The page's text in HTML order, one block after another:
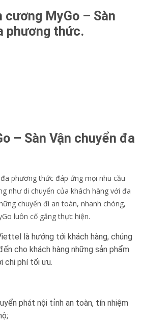
cương MyGo – Sàn
phương thức.
– Sàn Vận chuyển đa
phương thức đáp ứng mọi nhu cầu
như di chuyển của khách hàng với đa
chuyến đi an toàn, nhanh chóng,
luôn cố gắng thực hiện.
là hướng tới khách hàng, chúng
cho khách hàng những sản phẩm
chi phí tối ưu.
phát nội tỉnh an toàn, tín nhiệm